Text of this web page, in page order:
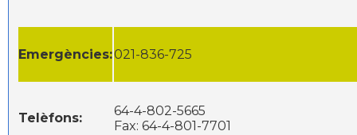
Emergències:021-836-725
Telèfons:
64-4-802-5665
Fax: 64-4-801-7701